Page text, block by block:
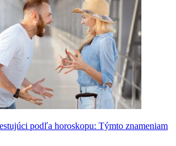
podľa horoskopu: Týmto znameniam